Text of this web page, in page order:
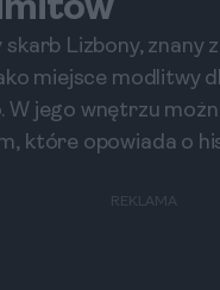
Lizbony, znany
miejsce modlitwy
jego wnętrzu
które opowiada o
REKLAMA